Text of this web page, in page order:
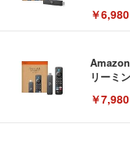
￥6,980
リーミ
￥7,980